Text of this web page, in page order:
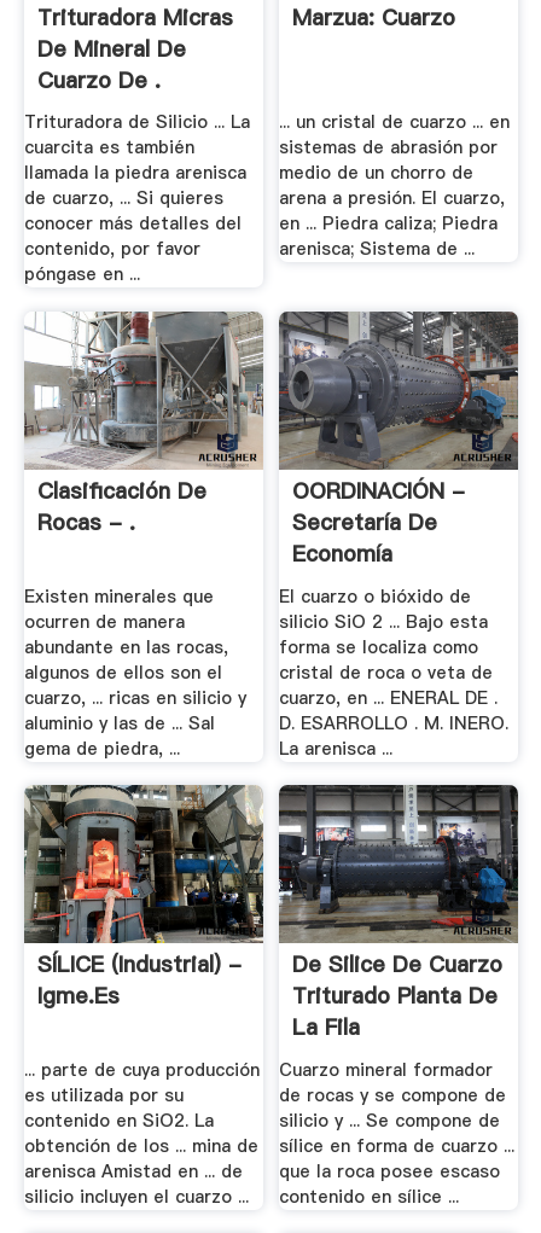
Trituradora Micras
De Mineral De
Cuarzo De .
Trituradora de Silicio ... La
cuarcita es también
llamada la piedra arenisca
de cuarzo, ... Si quieres
conocer más detalles del
contenido, por favor
póngase en ...
Marzua: Cuarzo
... un cristal de cuarzo ... en
sistemas de abrasión por
medio de un chorro de
arena a presión. El cuarzo,
en ... Piedra caliza; Piedra
arenisca; Sistema de ...
Clasificación De
Rocas - .
Existen minerales que
ocurren de manera
abundante en las rocas,
algunos de ellos son el
cuarzo, ... ricas en silicio y
aluminio y las de ... Sal
gema de piedra, ...
OORDINACIÓN -
Secretaría De
Economía
El cuarzo o bióxido de
silicio SiO 2 ... Bajo esta
forma se localiza como
cristal de roca o veta de
cuarzo, en ... ENERAL DE .
D. ESARROLLO . M. INERO.
La arenisca ...
SÍLICE (industrial) -
Igme.es
... parte de cuya producción
es utilizada por su
contenido en SiO2. La
obtención de los ... mina de
arenisca Amistad en ... de
silicio incluyen el cuarzo ...
De Silice De Cuarzo
Triturado Planta De
La Fila
Cuarzo mineral formador
de rocas y se compone de
silicio y ... Se compone de
sílice en forma de cuarzo ...
que la roca posee escaso
contenido en sílice ...